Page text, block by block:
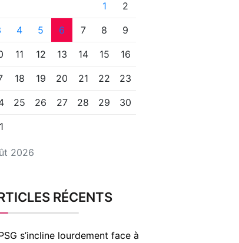
2026
1 2
4 5 6 7 8 9
11 12 13 14 15 16
18 19 20 21 22 23
25 26 27 28 29 30
RÉCENTS
s’incline lourdement face à